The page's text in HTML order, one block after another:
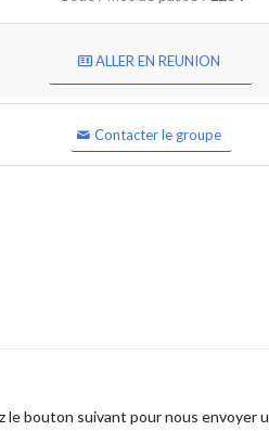
ALLER EN REUNION
Contacter le groupe
bouton suivant pour nous envoyer